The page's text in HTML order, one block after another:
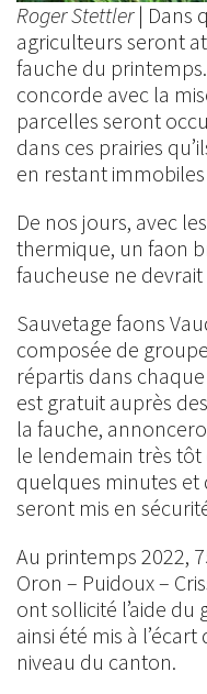
Roger Stettler| Dans
agriculteurs seront
fauche du
concorde avec la
parcelles seront
dans ces prairies
en restant
De nos jours, avec
thermique, un faon
faucheuse ne
Sauvetage faons
composée de
répartis dans
est gratuit auprès
la fauche,
le lendemain très tôt
quelques minutes et
seront mis en
Au printemps 2022,
Oron – Puidoux –
ont sollicité l’aide
ainsi été mis à
niveau du canton.